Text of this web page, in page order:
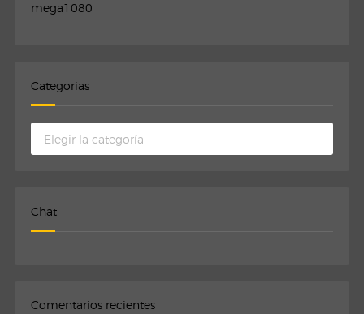
mega1080
Categorias
Chat
Comentarios recientes